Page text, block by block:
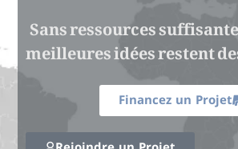
Sans ressources
meilleures idées restent
Financez un Projet